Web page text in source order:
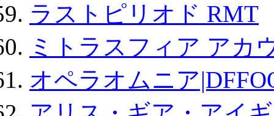
ラストピリオド RMT
ミトラスフィア アカ
オペラオムニア